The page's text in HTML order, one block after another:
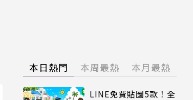
本日熱門 本周最熱 本月最熱
LINE免費貼圖5款！全